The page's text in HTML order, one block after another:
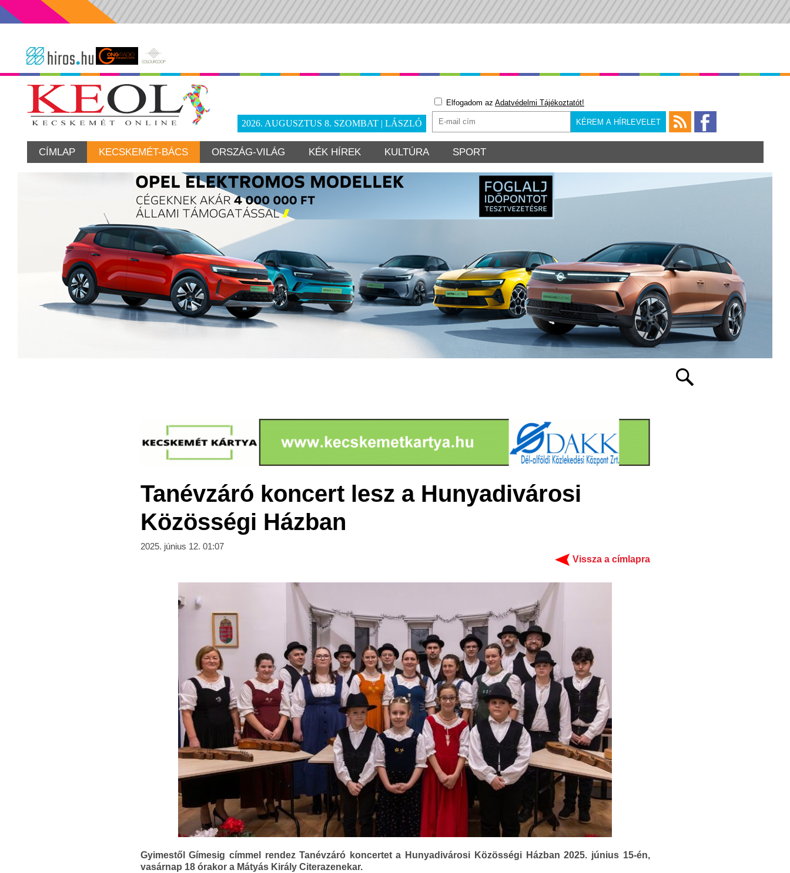
2026. AUGUSZTUS 8. SZOMBAT | LÁSZLÓ
Elfogadom az Adatvédelmi Tájékoztatót!
CÍMLAP KECSKEMÉT-BÁCS ORSZÁG-VILÁG KÉK HÍREK KULTÚRA SPORT
Tanévzáró koncert lesz a Hunyadivárosi
Közösségi Házban
2025. június 12. 01:07
Vissza a címlapra
Gyimestől Gímesig címmel rendez Tanévzáró koncertet a Hunyadivárosi Közösségi Házban 2025. június 15-én,
vasárnap 18 órakor a Mátyás Király Citerazenekar.